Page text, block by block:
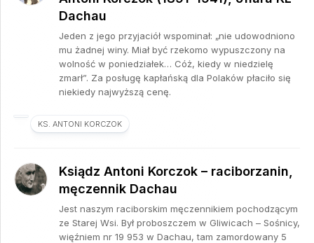
Dachau
Jeden z jego przyjaciół wspominał: „nie udowodniono
mu żadnej winy. Miał być rzekomo wypuszczony na
wolność w poniedziałek… Cóż, kiedy w niedzielę
zmarł”. Za posługę kapłańską dla Polaków płaciło się
niekiedy najwyższą cenę.
KS. ANTONI KORCZOK
Ksiądz Antoni Korczok – raciborzanin,
męczennik Dachau
Jest naszym raciborskim męczennikiem pochodzącym
ze Starej Wsi. Był proboszczem w Gliwicach – Sośnicy,
więźniem nr 19 953 w Dachau, tam zamordowany 5